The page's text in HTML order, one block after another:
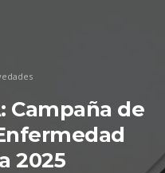
Campaña de
2025